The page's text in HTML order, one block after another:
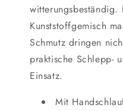
Kunststoffgemisch
Schmutz dringen
praktische Schlepp-
Einsatz.
Mit